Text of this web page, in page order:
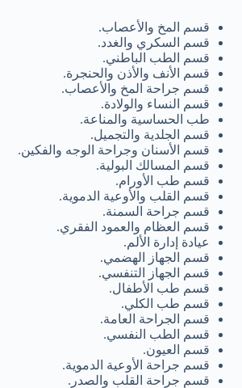
قسم المخ والأعصاب.
قسم السكري والغدد.
قسم الطب الباطني.
قسم الأنف والأذن والحنجرة.
قسم جراحة المخ والأعصاب.
قسم النساء والولادة.
طب الحساسية والمناعة.
قسم الجلدية والتجميل.
قسم الأسنان وجراحة الوجه والفكين.
قسم المسالك البولية.
قسم طب الأورام.
قسم القلب والأوعية الدموية.
قسم جراحة السمنة.
قسم العظام والعمود الفقري.
عيادة إدارة الألم.
قسم الجهاز الهضمي.
قسم الجهاز التنفسي.
قسم طب الأطفال.
قسم طب الكلي.
قسم الجراحة العامة.
قسم الطب النفسي.
قسم العيون.
قسم جراحة الأوعية الدموية.
قسم جراحة القلب والصدر.